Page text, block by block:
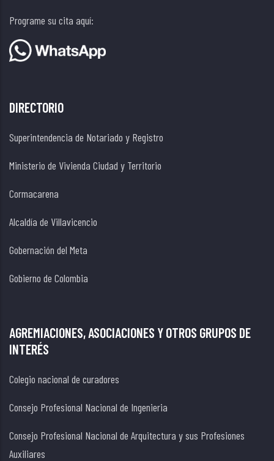
Programe su cita aquí:
DIRECTORIO
Superintendencia de Notariado y Registro
Ministerio de Vivienda Ciudad y Territorio
Cormacarena
Alcaldía de Villavicencio
Gobernación del Meta
Gobierno de Colombia
AGREMIACIONES, ASOCIACIONES Y OTROS GRUPOS DE
INTERÉS
Colegio nacional de curadores
Consejo Profesional Nacional de Ingenieria
Consejo Profesional Nacional de Arquitectura y sus Profesiones
Auxiliares